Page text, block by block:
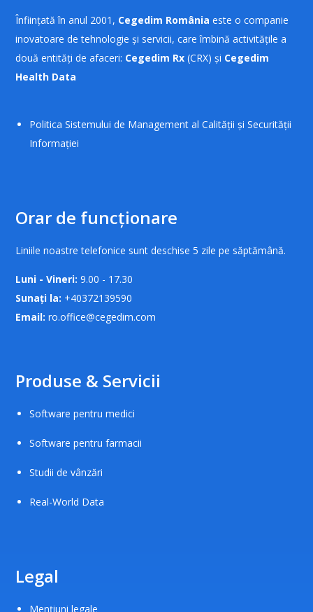
Înființată în anul 2001, Cegedim România este o companie
inovatoare de tehnologie și servicii, care îmbină activitățile a
două entități de afaceri: Cegedim Rx (CRX) și Cegedim
Health Data
Politica Sistemului de Management al Calității și Securității
Informației
Orar de funcționare
Liniile noastre telefonice sunt deschise 5 zile pe săptămână.
Luni - Vineri: 9.00 - 17.30
Sunați la: +40372139590
Email: ro.office@cegedim.com
Produse & Servicii
Software pentru medici
Software pentru farmacii
Studii de vânzări
Real-World Data
Legal
Mențiuni legale